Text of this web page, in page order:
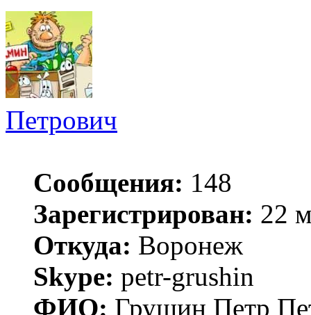
Петрович
Сообщения: 148
Зарегистрирован: 22
Откуда: Воронеж
Skype: petr-grushin
ФИО: Грушин Петр